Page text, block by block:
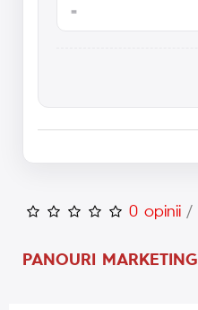
0 opinii /
PANOURI MARKETING